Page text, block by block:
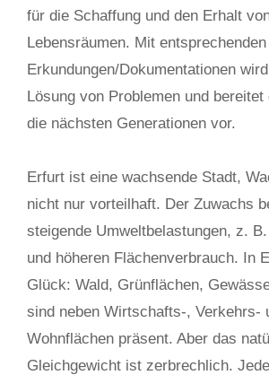
für die Schaffung und den Erhalt
Lebensräumen. Mit entsprechenden
Erkundungen/Dokumentationen
Lösung von Problemen und bereitet
die nächsten Generationen vor.
Erfurt ist eine wachsende Stadt,
nicht nur vorteilhaft. Der Zuwachs
steigende Umweltbelastungen, z.
und höheren Flächenverbrauch. In
Glück: Wald, Grünflächen,
sind neben Wirtschafts-, Verkehrs-
Wohnflächen präsent. Aber das
Gleichgewicht ist zerbrechlich.